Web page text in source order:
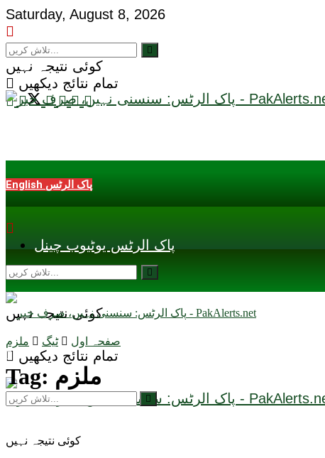
Saturday, August 8, 2026
کوئی نتیجہ نہیں
تمام نتائج دیکھیں
English پاک الرٹس
پاک الرٹس یوٹیوب چینل
کوئی نتیجہ نہیں
تمام نتائج دیکھیں
کوئی نتیجہ نہیں
صفحہ اول ٹیگ ملزم
Tag: ملزم